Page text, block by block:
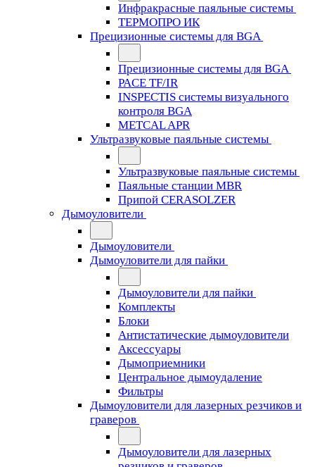
Инфракрасные паяльные системы
ТЕРМОПРО ИК
Прецизионные системы для BGA
Прецизионные системы для BGA
PACE TF/IR
INSPECTIS системы визуального
контроля BGA
METCAL APR
Ультразвуковые паяльные системы
Ультразвуковые паяльные системы
Паяльные станции MBR
Припой CERASOLZER
Дымоуловители
Дымоуловители
Дымоуловители для пайки
Дымоуловители для пайки
Комплекты
Блоки
Антистатические дымоуловители
Аксессуары
Дымоприемники
Центральное дымоудаление
Фильтры
Дымоуловители для лазерных резчиков и
граверов
Дымоуловители для лазерных